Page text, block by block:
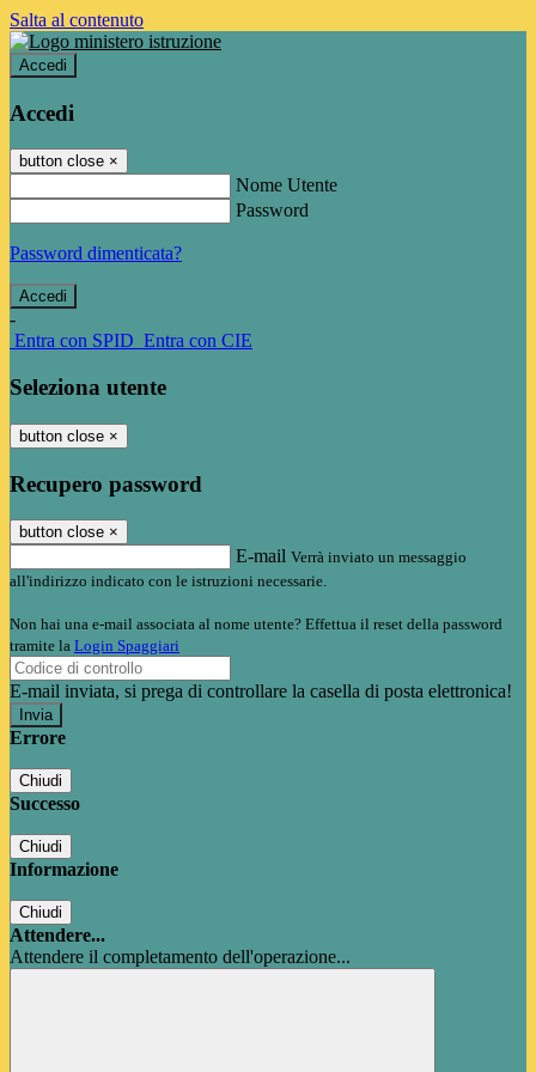
Salta al contenuto
Accedi
Accedi
button close ×
Nome Utente
Password
Password dimenticata?
-
Entra con SPID Entra con CIE
Seleziona utente
button close ×
Recupero password
button close ×
E-mail Verrà inviato un messaggio
all'indirizzo indicato con le istruzioni necessarie.
Non hai una e-mail associata al nome utente? Effettua il reset della password
tramite la Login Spaggiari
E-mail inviata, si prega di controllare la casella di posta elettronica!
Errore
Chiudi
Successo
Chiudi
Informazione
Chiudi
Attendere...
Attendere il completamento dell'operazione...